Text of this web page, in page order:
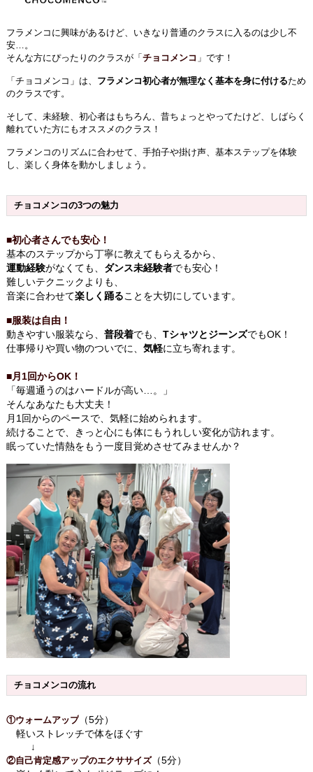
フラメンコに興味があるけど、いきなり普通のクラスに入るのは少し不
安…。
そんな方にぴったりのクラスが「チョコメンコ 」です！
「チョコメンコ」は、 フラメンコ初心者が無理なく基本を身に付けるため
のクラスです。
そして、未経験、初心者はもちろん、昔ちょっとやってたけど、しばらく
離れていた方にもオススメのクラス！
フラメンコのリズムに合わせて、手拍子や掛け声、基本ステップを体験
し、楽しく身体を動かしましょう。
チョコメンコの3つの魅力
■初心者さんでも安心！
基本のステップから丁寧に教えてもらえるから、
運動経験がなくても、 ダンス未経験者でも安心！
難しいテクニックよりも、
音楽に合わせて楽しく踊ることを大切にしています。
■服装は自由！
動きやすい服装なら、 普段着でも、 TシャツとジーンズでもOK！
仕事帰りや買い物のついでに、 気軽に立ち寄れます。
■月1回からOK！
「毎週通うのはハードルが高い…。」
そんなあなたも大丈夫 ！
月1回からのペースで、気軽に始められます。
続けることで、きっと心にも体にもうれしい変化が訪れます。
眠っていた情熱をもう一度目覚めさせてみませんか？
チョコメンコの流れ
①ウォームアップ（5分）
軽いストレッチで体をほぐす
↓
②自己肯定感アップのエクササイズ（5分）